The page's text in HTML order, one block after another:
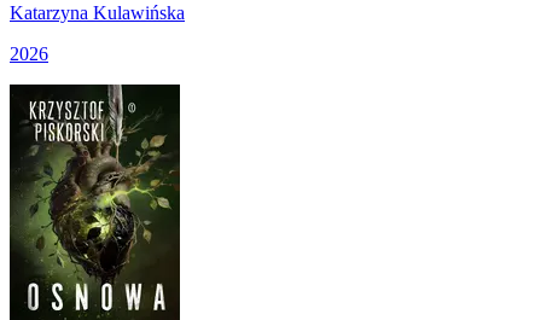
Katarzyna Kulawińska
2026